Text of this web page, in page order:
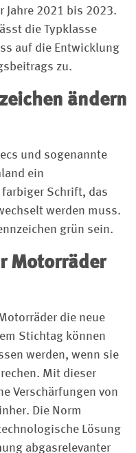
Jahre 2021 bis 2023.
die Typklasse
auf die Entwicklung
zu.
ändern
und sogenannte
ein
Schrift, das
werden muss.
grün sein.
Motorräder
die neue
Stichtag können
werden, wenn sie
Mit dieser
Verschärfungen von
Die Norm
Lösung
abgasrelevanter